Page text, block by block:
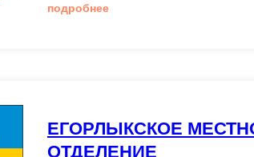
подробнее
ЕГОРЛЫКСКОЕ
ОТДЕЛЕНИЕ